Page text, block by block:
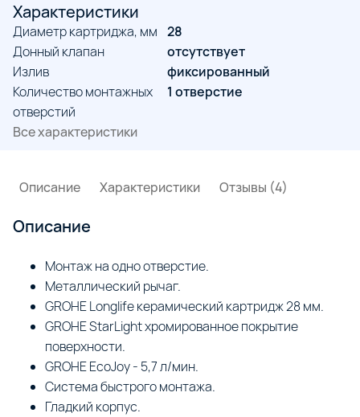
Характеристики
Диаметр картриджа, мм 28
Донный клапан
отсутствует
Излив
фиксированный
Количество монтажных
отверстий
1 отверстие
Все характеристики
Описание Характеристики Отзывы (4)
Описание
Монтаж на одно отверстие.
Металлический рычаг.
GROHE Longlife керамический картридж 28 мм.
GROHE StarLight хромированное покрытие
поверхности.
GROHE EcoJoy - 5,7 л/мин.
Система быстрого монтажа.
Гладкий корпус.